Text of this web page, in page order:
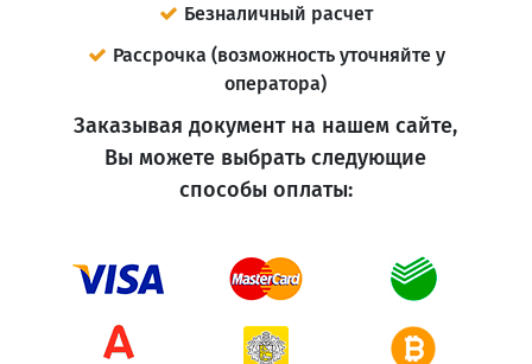
Безналичный расчет
Рассрочка (возможность уточняйте у
оператора)
Заказывая документ на нашем сайте,
Вы можете выбрать следующие
способы оплаты: